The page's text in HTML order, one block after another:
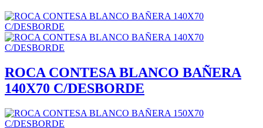
ROCA CONTESA BLANCO BAÑERA
140X70 C/DESBORDE